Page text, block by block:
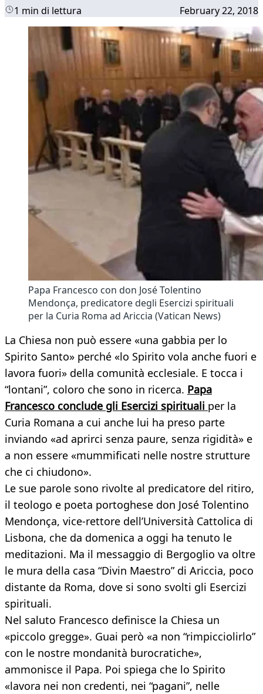
1 min di lettura February 22, 2018
Papa Francesco con don José Tolentino
Mendonça, predicatore degli Esercizi spirituali
per la Curia Roma ad Ariccia (Vatican News)
La Chiesa non può essere «una gabbia per lo
Spirito Santo» perché «lo Spirito vola anche fuori e
lavora fuori» della comunità ecclesiale. E tocca i
“lontani”, coloro che sono in ricerca. Papa
Francesco conclude gli Esercizi spirituali per la
Curia Romana a cui anche lui ha preso parte
inviando «ad aprirci senza paure, senza rigidità» e
a non essere «mummificati nelle nostre strutture
che ci chiudono».
Le sue parole sono rivolte al predicatore del ritiro,
il teologo e poeta portoghese don José Tolentino
Mendonça, vice-rettore dell’Università Cattolica di
Lisbona, che da domenica a oggi ha tenuto le
meditazioni. Ma il messaggio di Bergoglio va oltre
le mura della casa “Divin Maestro” di Ariccia, poco
distante da Roma, dove si sono svolti gli Esercizi
spirituali.
Nel saluto Francesco definisce la Chiesa un
«piccolo gregge». Guai però «a non “rimpicciolirlo”
con le nostre mondanità burocratiche»,
ammonisce il Papa. Poi spiega che lo Spirito
«lavora nei non credenti, nei “pagani”, nelle